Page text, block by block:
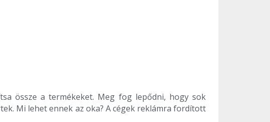
össze a termékeket. Meg fog lepődni, hogy sok
Mi lehet ennek az oka? A cégek reklámra fordított